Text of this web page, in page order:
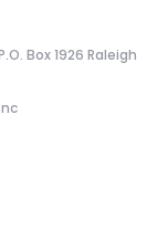
Box 1926 Raleigh